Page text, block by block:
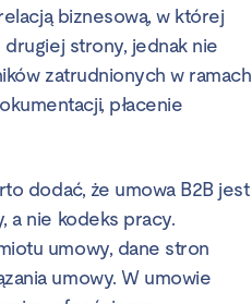
biznesową, w której
strony, jednak nie
zatrudnionych w ramach
płacenie
dodać, że umowa B2B jest
a nie kodeks pracy.
umowy, dane stron
umowy. W umowie